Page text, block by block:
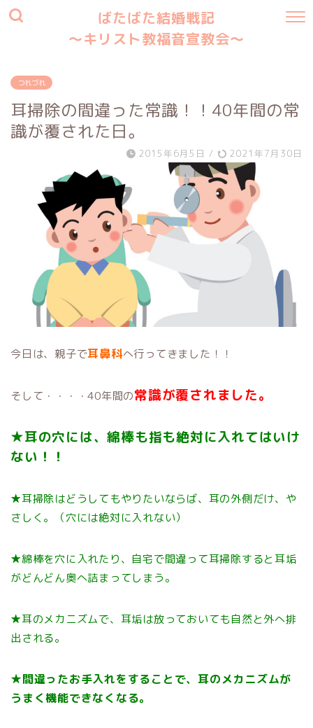
ばたばた結婚戦記
〜キリスト教福音宣教会〜
つれづれ
耳掃除の間違った常識！！40年間の常
識が覆された日。
2015年6月5日 / 2021年7月30日
今日は、親子で耳鼻科へ行ってきました！！
そして・・・・40年間の常識が覆されました。
★耳の穴には、綿棒も指も絶対に入れてはいけ
ない！！
★耳掃除はどうしてもやりたいならば、耳の外側だけ、や
さしく。（穴には絶対に入れない）
★綿棒を穴に入れたり、自宅で間違って耳掃除すると耳垢
がどんどん奥へ詰まってしまう。
★耳のメカニズムで、耳垢は放っておいても自然と外へ排
出される。
★間違ったお手入れをすることで、耳のメカニズムが
うまく機能できなくなる。